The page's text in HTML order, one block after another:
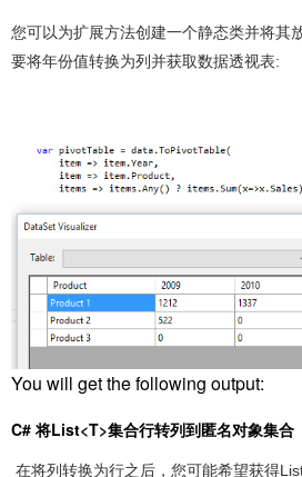
您可以为扩展方法创建一个静态类并将其
要将年份值转换为列并获取数据透视表:
You will get the following output:
C# 将List<T>集合行转列到匿名对象集合
在将列转换为行之后，您可能希望获得